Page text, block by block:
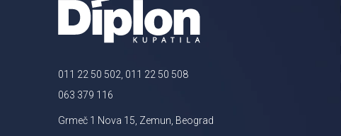
011 22 50 502, 011 22 50 508
063 379 116
Grmeč 1 Nova 15, Zemun, Beograd